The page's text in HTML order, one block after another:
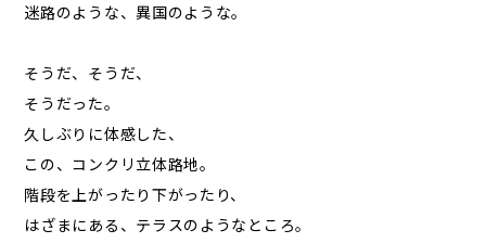
迷路のような、異国のような。
そうだ、そうだ、
そうだった。
久しぶりに体感した、
この、コンクリ立体路地。
階段を上がったり下がったり、
はざまにある、テラスのようなところ。